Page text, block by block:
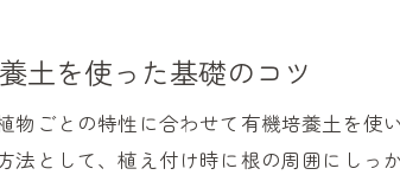
初心者が実践
有機培養土を
土を使った基礎のコツ
物ごとの特性に合わせて有機培養土を
法として、植え付け時に根の周囲にし